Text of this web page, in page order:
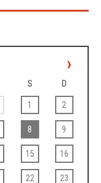
›
S D
1 2
8 9
15 16
22 23